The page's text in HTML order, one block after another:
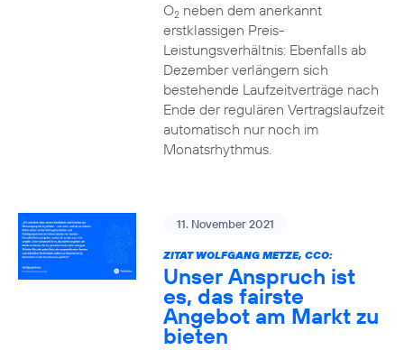
O2neben dem anerkannt
erstklassigen Preis-
Leistungsverhältnis: Ebenfalls ab
Dezember verlängern sich
bestehende Laufzeitverträge nach
Ende der regulären Vertragslaufzeit
automatisch nur noch im
Monatsrhythmus.
11. November 2021
ZITAT WOLFGANG METZE, CCO:
Unser Anspruch ist
es, das fairste
Angebot am Markt zu
bieten